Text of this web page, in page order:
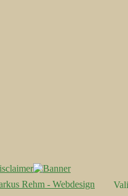
Rehm - Webdesign